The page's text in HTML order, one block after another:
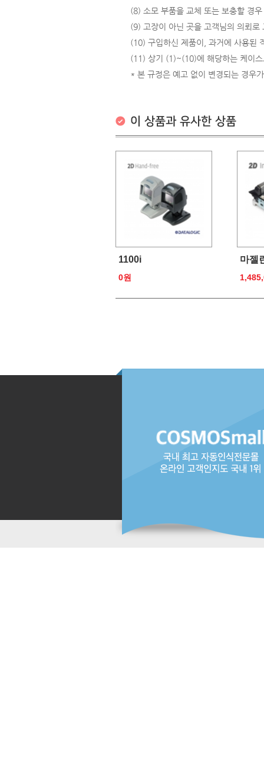
(8) 소모 부품을 교체 또는 보충할 경우
(9) 고장이 아닌 곳을 고객님의 의뢰로
(10) 구입하신 제품이, 과거에 사용된
(11) 상기 (1)~(10)에 해당하는 케이
* 본 규정은 예고 없이 변경되는 경우
이 상품과 유사한 상품
1100i
0원
마젤